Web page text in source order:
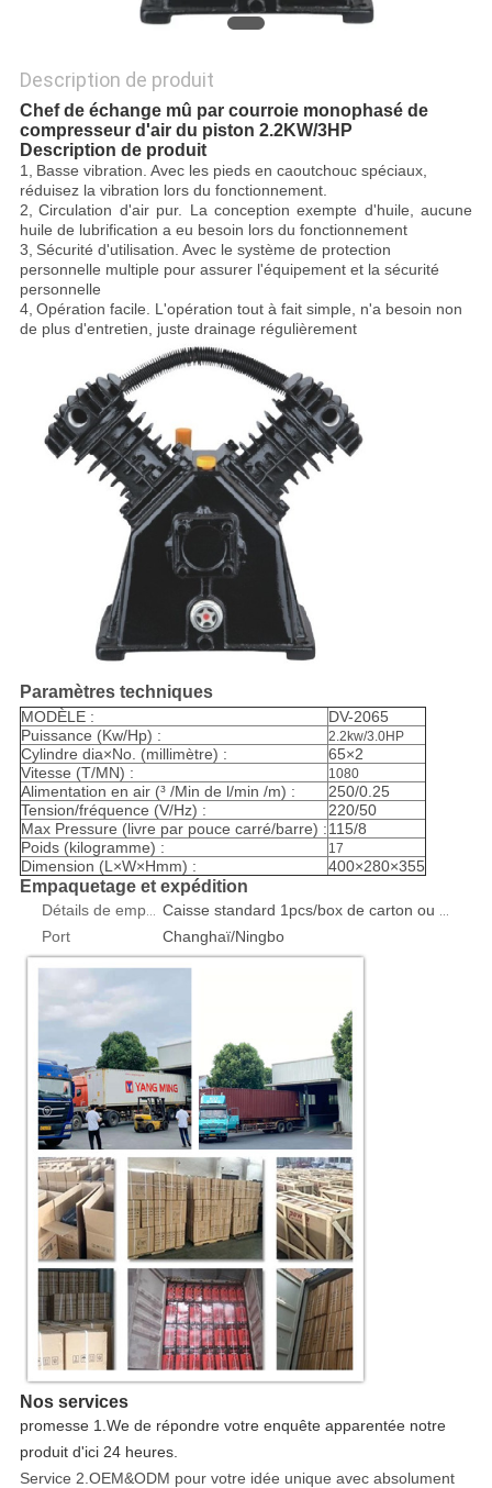
Description de produit
Chef de échange mû par courroie monophasé de
compresseur d'air du piston 2.2KW/3HP
Description de produit
1, Basse vibration. Avec les pieds en caoutchouc spéciaux,
réduisez la vibration lors du fonctionnement.
2, Circulation d'air pur. La conception exempte d'huile, aucune
huile de lubrification a eu besoin lors du fonctionnement
3, Sécurité d'utilisation. Avec le système de protection
personnelle multiple pour assurer l'équipement et la sécurité
personnelle
4, Opération facile. L'opération tout à fait simple, n'a besoin non
de plus d'entretien, juste drainage régulièrement
Paramètres techniques
MODÈLE :
DV-2065
Puissance (Kw/Hp) :
2.2kw/3.0HP
Cylindre dia×No. (millimètre) :
65×2
Vitesse (T/MN) :
1080
Alimentation en air (³ /Min de l/min /m) :
250/0.25
Tension/fréquence (V/Hz) :
220/50
Max Pressure (livre par pouce carré/barre) :115/8
Poids (kilogramme) :
17
Dimension (L×W×Hmm) : 400×280×355
Empaquetage et expédition
Détails de empaquetage Caisse standard 1pcs/box de carton ou de contreplaqué d'exportation
Port Changhaï/Ningbo
Nos services
promesse 1.We de répondre votre enquête apparentée notre
produit d'ici 24 heures.
Service 2.OEM&ODM pour votre idée unique avec absolument